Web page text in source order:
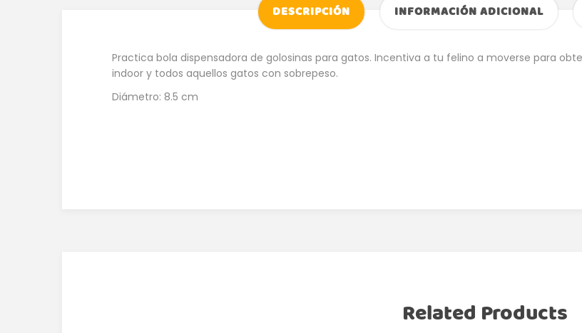
DESCRIPCIÓN INFORMACIÓN ADICIONAL
Practica bola dispensadora de golosinas para gatos. Incentiva a tu felino a moverse para
indoor y todos aquellos gatos con sobrepeso.
Diámetro: 8.5 cm
Related Products